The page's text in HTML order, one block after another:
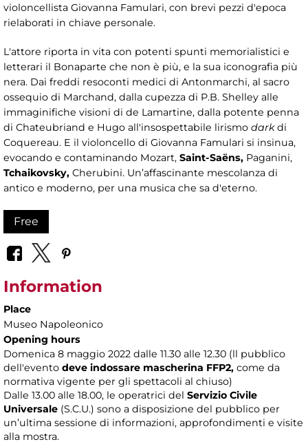
violoncellista Giovanna Famulari, con brevi pezzi d'epoca
rielaborati in chiave personale.
L'attore riporta in vita con potenti spunti memorialistici e
letterari il Bonaparte che non è più, e la sua iconografia più
nera. Dai freddi resoconti medici di Antonmarchi, al sacro
ossequio di Marchand, dalla cupezza di P.B. Shelley alle
immaginifiche visioni di de Lamartine, dalla potente penna
di Chateubriand e Hugo all'insospettabile lirismo darkdi
Coquereau. E il violoncello di Giovanna Famulari si insinua,
evocando e contaminando Mozart, Saint-Saëns, Paganini,
Tchaikovsky, Cherubini. Un’affascinante mescolanza di
antico e moderno, per una musica che sa d'eterno.
Free
Information
Place
Museo Napoleonico
Opening hours
Domenica 8 maggio 2022 dalle 11.30 alle 12.30 (ll pubblico
dell'evento deve indossare mascherina FFP2, come da
normativa vigente per gli spettacoli al chiuso)
Dalle 13.00 alle 18.00, le operatrici del Servizio Civile
Universale (S.C.U.) sono a disposizione del pubblico per
un’ultima sessione di informazioni, approfondimenti e visite
alla mostra.